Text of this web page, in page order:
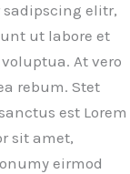
sadipscing elitr,
ut labore et
At vero
rebum. Stet
est Lorem
sit amet,
eirmod